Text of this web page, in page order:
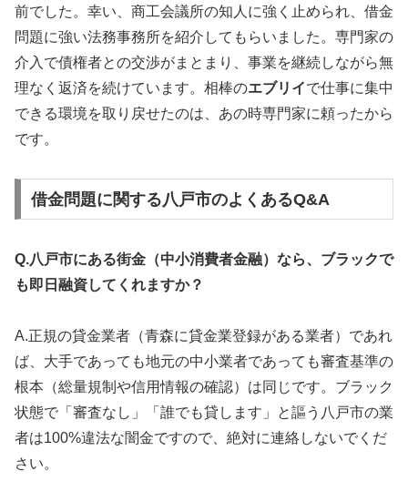
前でした。幸い、商工会議所の知人に強く止められ、借金
問題に強い法務事務所を紹介してもらいました。専門家の
介入で債権者との交渉がまとまり、事業を継続しながら無
理なく返済を続けています。相棒のエブリイで仕事に集中
できる環境を取り戻せたのは、あの時専門家に頼ったから
です。
借金問題に関する八戸市のよくあるQ&A
Q.八戸市にある街金（中小消費者金融）なら、ブラックで
も即日融資してくれますか？
A.正規の貸金業者（青森に貸金業登録がある業者）であれ
ば、大手であっても地元の中小業者であっても審査基準の
根本（総量規制や信用情報の確認）は同じです。ブラック
状態で「審査なし」「誰でも貸します」と謳う八戸市の業
者は100%違法な闇金ですので、絶対に連絡しないでくだ
さい。